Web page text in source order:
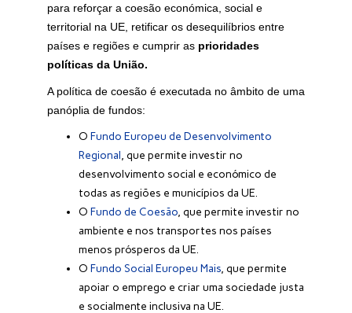
para reforçar a coesão económica, social e
territorial na UE, retificar os desequilíbrios entre
países e regiões e cumprir as prioridades
políticas da União.
A política de coesão é executada no âmbito de uma
panóplia de fundos:
O Fundo Europeu de Desenvolvimento
Regional, que permite investir no
desenvolvimento social e económico de
todas as regiões e municípios da UE.
O Fundo de Coesão, que permite investir no
ambiente e nos transportes nos países
menos prósperos da UE.
O Fundo Social Europeu Mais, que permite
apoiar o emprego e criar uma sociedade justa
e socialmente inclusiva na UE.